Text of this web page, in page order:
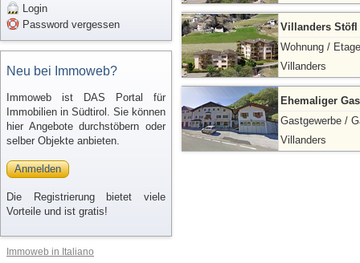
Login
Password vergessen
Neu bei Immoweb?
Immoweb ist DAS Portal für
Immobilien in Südtirol. Sie können
hier Angebote durchstöbern oder
selber Objekte anbieten.
Anmelden
Die Registrierung bietet viele
Vorteile und ist gratis!
Immoweb in Italiano
Villanders Stöfl
Wohnung / Etage
Villanders
Ehemaliger
Gastgewerbe /
Villanders